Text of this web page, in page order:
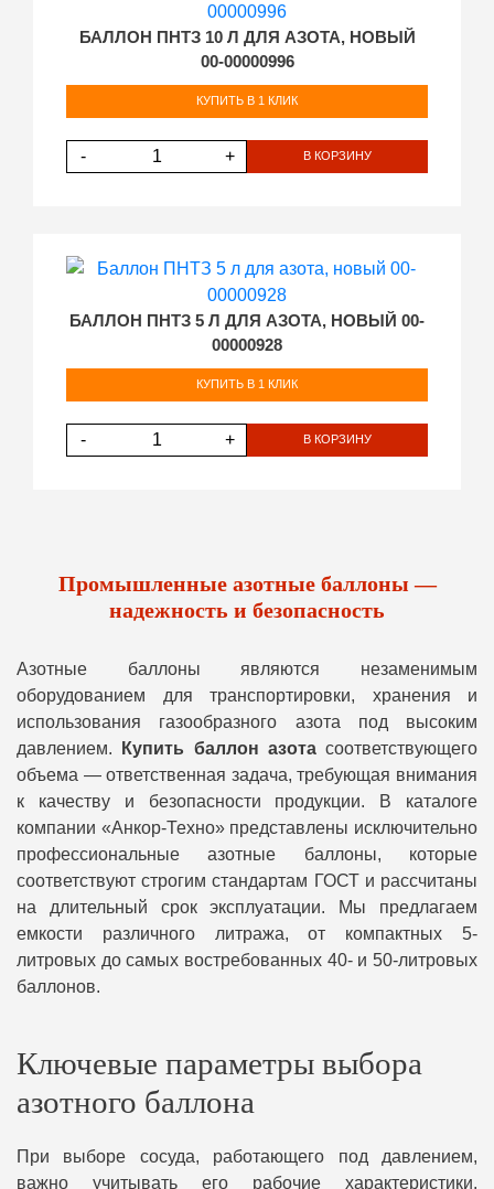
БАЛЛОН ПНТЗ 10 Л ДЛЯ АЗОТА, НОВЫЙ
00-00000996
КУПИТЬ В 1 КЛИК
- + В КОРЗИНУ
БАЛЛОН ПНТЗ 5 Л ДЛЯ АЗОТА, НОВЫЙ 00-
00000928
КУПИТЬ В 1 КЛИК
- + В КОРЗИНУ
Промышленные азотные баллоны —
надежность и безопасность
Азотные баллоны являются незаменимым
оборудованием для транспортировки, хранения и
использования газообразного азота под высоким
давлением.
Купить баллон азотасоответствующего
объема — ответственная задача, требующая внимания
к качеству и безопасности продукции. В каталоге
компании «Анкор-Техно» представлены исключительно
профессиональные азотные баллоны, которые
соответствуют строгим стандартам ГОСТ и рассчитаны
на длительный срок эксплуатации. Мы предлагаем
емкости различного литража, от компактных 5-
литровых до самых востребованных 40- и 50-литровых
баллонов.
Ключевые параметры выбора
азотного баллона
При выборе сосуда, работающего под давлением,
важно учитывать его рабочие характеристики.